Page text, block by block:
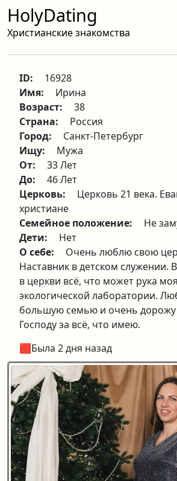
HolyDating
Христианские знакомства
ID:
16928
Имя:
Ирина
Возраст:
38
Страна:
Россия
Город:
Санкт-Петербург
Ищу:
Мужа
От:
33 Лет
До:
46 Лет
Церковь:
Церковь 21 века.
христиане
Семейное положение:
Не
Дети:
Нет
О себе:
Очень люблю свою
Наставник в детском
в церкви всё, что может рука
экологической лаборатории.
большую семью и очень дорожу
Господу за всё, что имею.
🟥Была 2 дня назад